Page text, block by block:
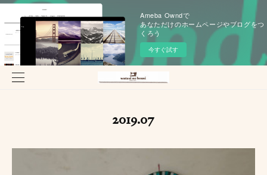
Ameba Owndで
あなただけのホームページやブログをつ
くろう
今すぐ試す
2019.07